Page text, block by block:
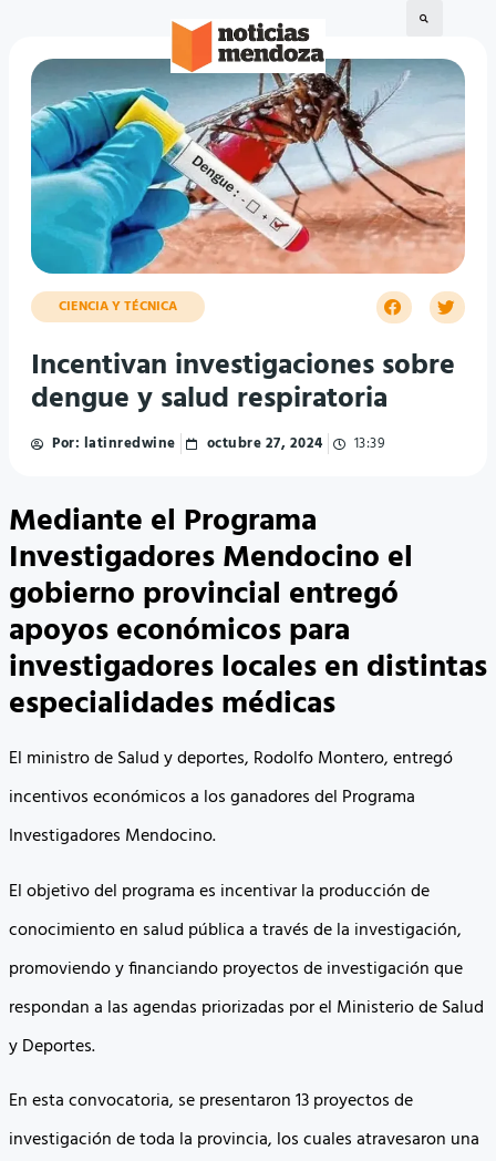
CIENCIA Y TÉCNICA
Incentivan investigaciones sobre
dengue y salud respiratoria
Por: latinredwine octubre 27, 2024 13:39
Mediante el Programa
Investigadores Mendocino el
gobierno provincial entregó
apoyos económicos para
investigadores locales en distintas
especialidades médicas
El ministro de Salud y deportes, Rodolfo Montero, entregó
incentivos económicos a los ganadores del Programa
Investigadores Mendocino.
El objetivo del programa es incentivar la producción de
conocimiento en salud pública a través de la investigación,
promoviendo y financiando proyectos de investigación que
respondan a las agendas priorizadas por el Ministerio de Salud
y Deportes.
En esta convocatoria, se presentaron 13 proyectos de
investigación de toda la provincia, los cuales atravesaron una